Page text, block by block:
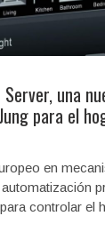
una
para el
en
controlar el